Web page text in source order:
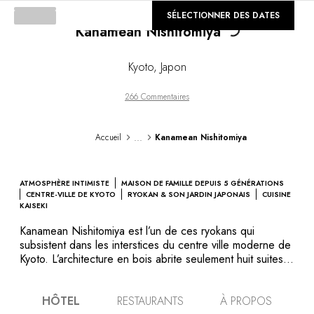
GALERIE
Kanamean Nishitomiya Loading...
Kyoto, Japon
266 Commentaires
Accueil ... Kanamean Nishitomiya
ATMOSPHÈRE INTIMISTE
MAISON DE FAMILLE DEPUIS 5 GÉNÉRATIONS
CENTRE-VILLE DE KYOTO
RYOKAN & SON JARDIN JAPONAIS
CUISINE
KAISEKI
Kanamean Nishitomiya est l’un de ces ryokans qui
subsistent dans les interstices du centre ville moderne de
Kyoto. L’architecture en bois abrite seulement huit suites,
règne une grande sérénité. Cinquième génération
SÉLECTIONNER DES DATES
HÔTEL RESTAURANTS À PROPOS